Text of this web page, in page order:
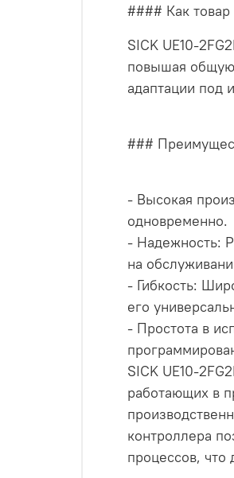
#### Как
SICK UE10-
повышая общую
адаптации под
###
- Высокая
одновременно.
- Надежность:
на
- Гибкость:
его
- Простота в
SICK UE10-
работающих в
контроллера
процессов, что